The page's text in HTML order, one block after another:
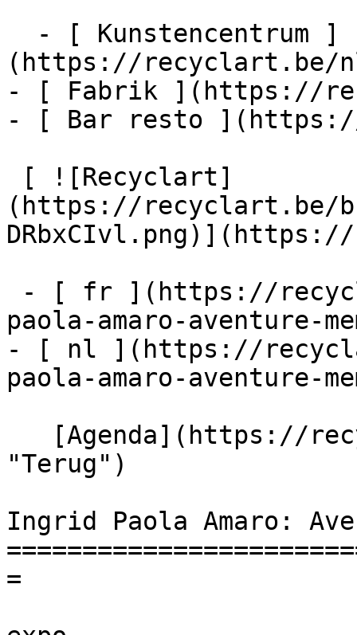
(https://recyclart.be/
- [ Fabrik ](https://
- [ Bar resto
(https://recyclart.be/
paola-amaro-aventure-
- [ nl ](https://
paola-amaro-aventure-
"Terug")
Ingrid Paola Amaro:
=